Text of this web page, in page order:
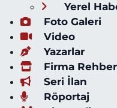
Yerel
Foto Galeri
Video
Yazarlar
Firma
Seri İlan
Röportaj